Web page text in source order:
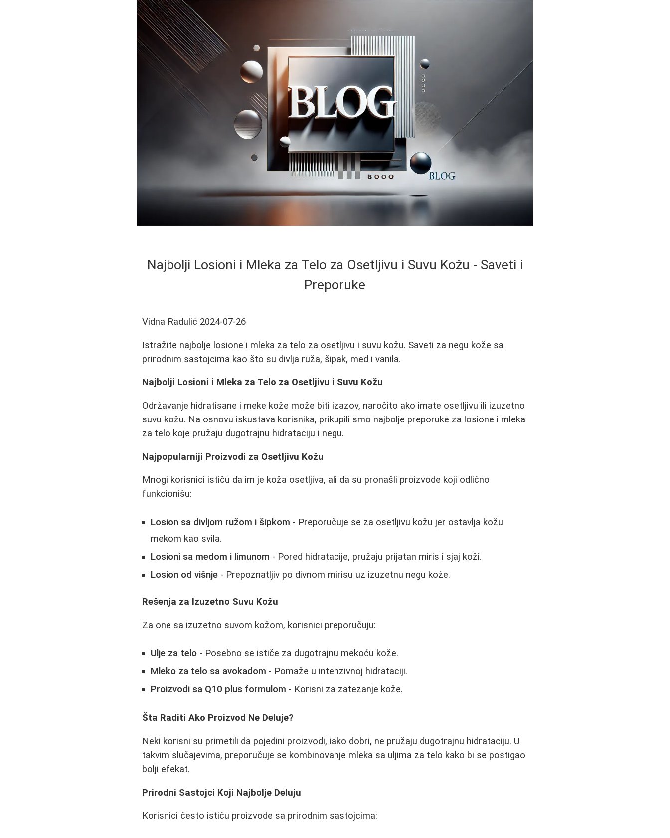
Najbolji Losioni i Mleka za Telo za Osetljivu i Suvu Kožu - Saveti i
Preporuke
Vidna Radulić 2024-07-26
Istražite najbolje losione i mleka za telo za osetljivu i suvu kožu. Saveti za negu kože sa
prirodnim sastojcima kao što su divlja ruža, šipak, med i vanila.
Najbolji Losioni i Mleka za Telo za Osetljivu i Suvu Kožu
Održavanje hidratisane i meke kože može biti izazov, naročito ako imate osetljivu ili izuzetno
suvu kožu. Na osnovu iskustava korisnika, prikupili smo najbolje preporuke za losione i mleka
za telo koje pružaju dugotrajnu hidrataciju i negu.
Najpopularniji Proizvodi za Osetljivu Kožu
Mnogi korisnici ističu da im je koža osetljiva, ali da su pronašli proizvode koji odlično
funkcionišu:
Losion sa divljom ružom i šipkom - Preporučuje se za osetljivu kožu jer ostavlja kožu
mekom kao svila.
Losioni sa medom i limunom - Pored hidratacije, pružaju prijatan miris i sjaj koži.
Losion od višnje - Prepoznatljiv po divnom mirisu uz izuzetnu negu kože.
Rešenja za Izuzetno Suvu Kožu
Za one sa izuzetno suvom kožom, korisnici preporučuju:
Ulje za telo - Posebno se ističe za dugotrajnu mekoću kože.
Mleko za telo sa avokadom - Pomaže u intenzivnoj hidrataciji.
Proizvodi sa Q10 plus formulom - Korisni za zatezanje kože.
Šta Raditi Ako Proizvod Ne Deluje?
Neki korisni su primetili da pojedini proizvodi, iako dobri, ne pružaju dugotrajnu hidrataciju. U
takvim slučajevima, preporučuje se kombinovanje mleka sa uljima za telo kako bi se postigao
bolji efekat.
Prirodni Sastojci Koji Najbolje Deluju
Korisnici često ističu proizvode sa prirodnim sastojcima: